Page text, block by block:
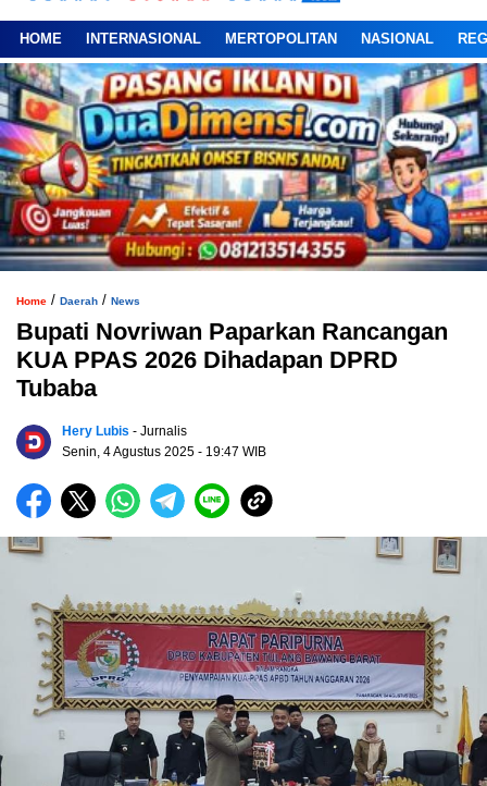
HOME INTERNASIONAL MERTOPOLITAN NASIONAL
Home / Daerah / News
Bupati Novriwan Paparkan Rancangan
KUA PPAS 2026 Dihadapan DPRD
Tubaba
Hery Lubis - Jurnalis
Senin, 4 Agustus 2025 - 19:47 WIB